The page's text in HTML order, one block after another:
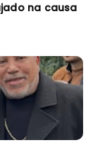
na causa